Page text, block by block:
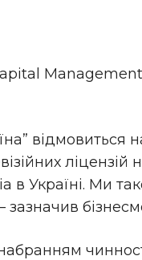
відмовиться
ліцензій
в Україні. Ми